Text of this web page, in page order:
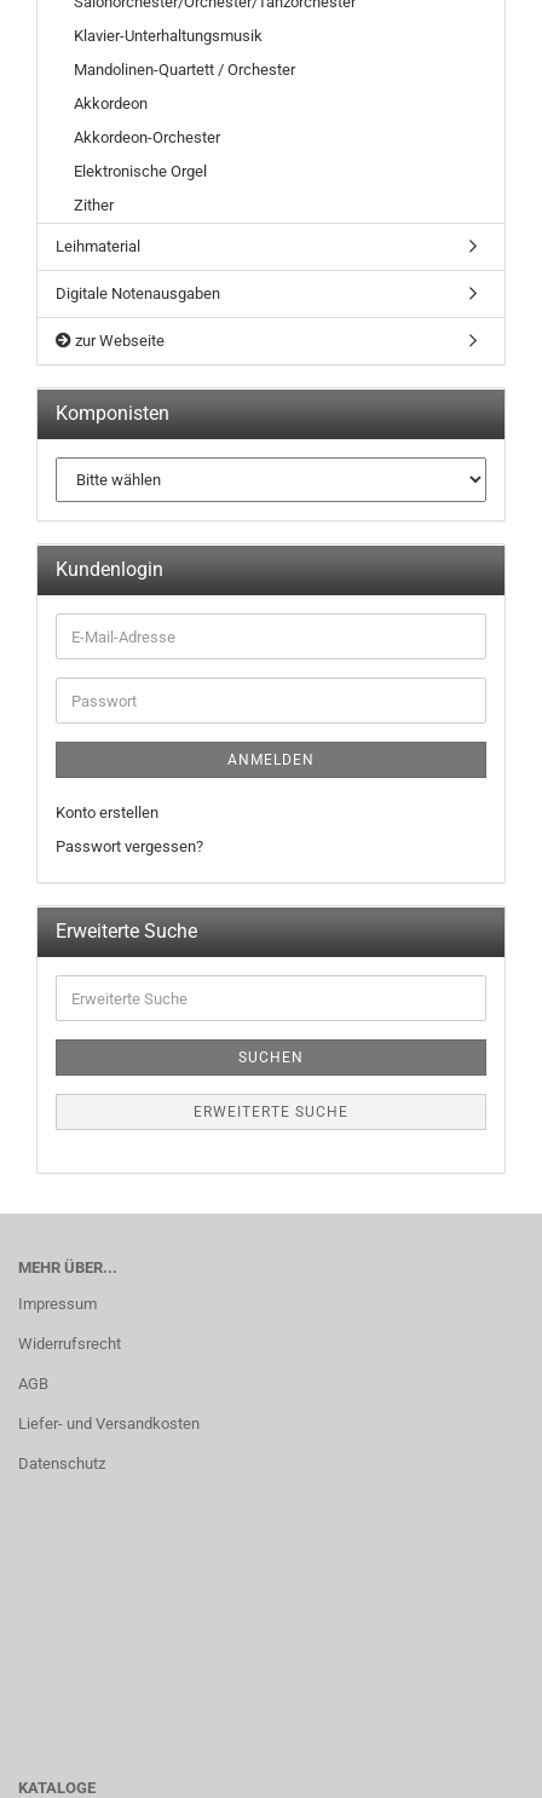
Klavier-Unterhaltungsmusik
Mandolinen-Quartett / Orchester
Akkordeon
Akkordeon-Orchester
Elektronische Orgel
Zither
Leihmaterial
Digitale Notenausgaben
zur Webseite
Komponisten
Kundenlogin
ANMELDEN
Konto erstellen
Passwort vergessen?
Erweiterte Suche
SUCHEN
ERWEITERTE SUCHE
MEHR ÜBER...
Impressum
Widerrufsrecht
AGB
Liefer- und Versandkosten
Datenschutz
KATALOGE